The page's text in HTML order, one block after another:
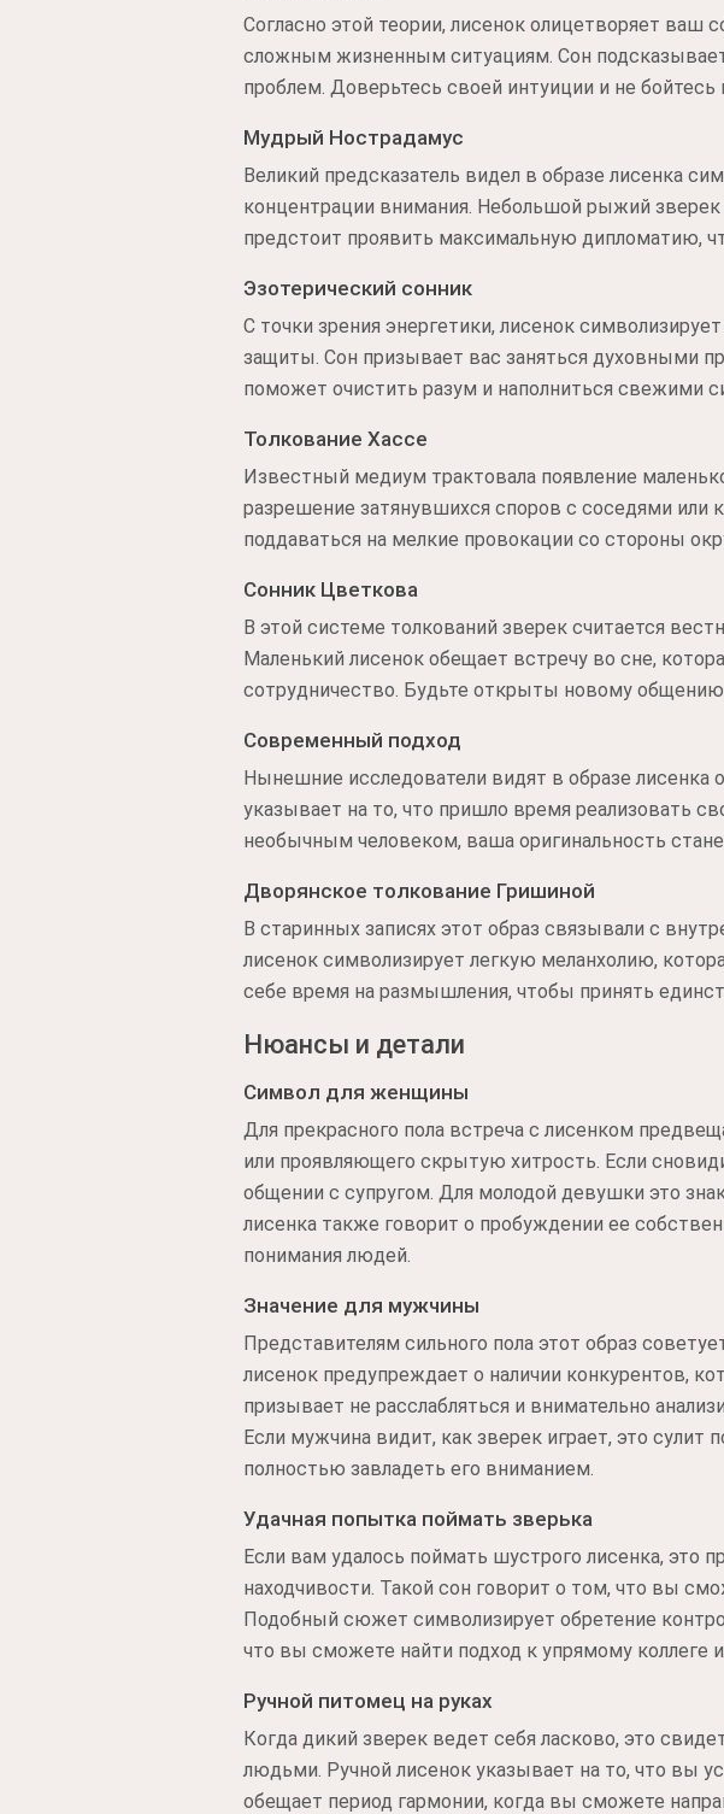
Согласно этой теории, лисенок олицетворяет ваш
сложным жизненным ситуациям. Сон
проблем. Доверьтесь своей интуиции и не
Мудрый Нострадамус
Великий предсказатель видел в образе лисенка
концентрации внимания. Небольшой рыжий
предстоит проявить максимальную дипломатию,
Эзотерический сонник
С точки зрения энергетики, лисенок
защиты. Сон призывает вас заняться духовными
поможет очистить разум и наполниться свежими
Толкование Хассе
Известный медиум трактовала появление
разрешение затянувшихся споров с соседями или
поддаваться на мелкие провокации со стороны
Сонник Цветкова
В этой системе толкований зверек считается
Маленький лисенок обещает встречу во сне,
сотрудничество. Будьте открыты новому
Современный подход
Нынешние исследователи видят в образе
указывает на то, что пришло время реализовать
необычным человеком, ваша оригинальность
Дворянское толкование Гришиной
В старинных записях этот образ связывали с
лисенок символизирует легкую меланхолию,
себе время на размышления, чтобы принять
Нюансы и детали
Символ для женщины
Для прекрасного пола встреча с лисенком
или проявляющего скрытую хитрость. Если
общении с супругом. Для молодой девушки это
лисенка также говорит о пробуждении ее
понимания людей.
Значение для мужчины
Представителям сильного пола этот образ
лисенок предупреждает о наличии конкурентов,
призывает не расслабляться и внимательно
Если мужчина видит, как зверек играет, это сулит
полностью завладеть его вниманием.
Удачная попытка поймать зверька
Если вам удалось поймать шустрого лисенка, это
находчивости. Такой сон говорит о том, что вы
Подобный сюжет символизирует обретение
что вы сможете найти подход к упрямому
Ручной питомец на руках
Когда дикий зверек ведет себя ласково, это
людьми. Ручной лисенок указывает на то, что вы
обещает период гармонии, когда вы сможете